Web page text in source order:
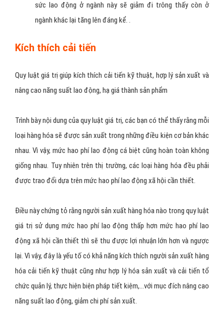
mức giá thấp hơn giá trị của nó thì chắc chắn sẽ bị lỗ vốn.
hoặc thu hẹp hoạt động sản xuất mặt hàng này. Bên cạnh
khác mang lại lợi nhuận cao hơn. Do vậy, tư liệu sản xuất và
sức lao động ở ngành này sẽ giảm đi trông thấy còn ở
Kích thích cải tiến
Quy luật giá trị giúp kích thích cải tiến kỹ thuật, hợp lý sản xuất và
nâng cao năng suất lao động, hạ giá thành sản phẩm
Trình bày nội dung của quy luật giá trị, các bạn có thể thấy rằng mỗi
loại hàng hóa sẽ được sản xuất trong những điều kiện cơ bản khác
nhau. Vì vậy, mức hao phí lao động cá biệt cũng hoàn toàn không
giống nhau. Tuy nhiên trên thị trường, các loại hàng hóa đều phải
được trao đổi dựa trên mức hao phí lao động xã hội cần thiết.
Điều này chứng tỏ rằng người sản xuất hàng hóa nào trong quy luật